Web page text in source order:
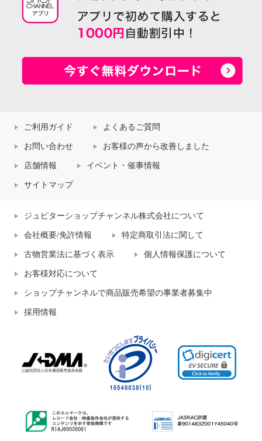
ご利用ガイド よくあるご質問
お問い合わせ お客様の声から改善しました
店舗情報 イベント・催事情報
サイトマップ
ジュピターショップチャンネル株式会社について
会社概要/免許情報 特定商取引法に関して
古物営業法に基づく表示 個人情報保護について
お客様対応について
ショップチャンネルで商品販売希望の事業者募集中
採用情報